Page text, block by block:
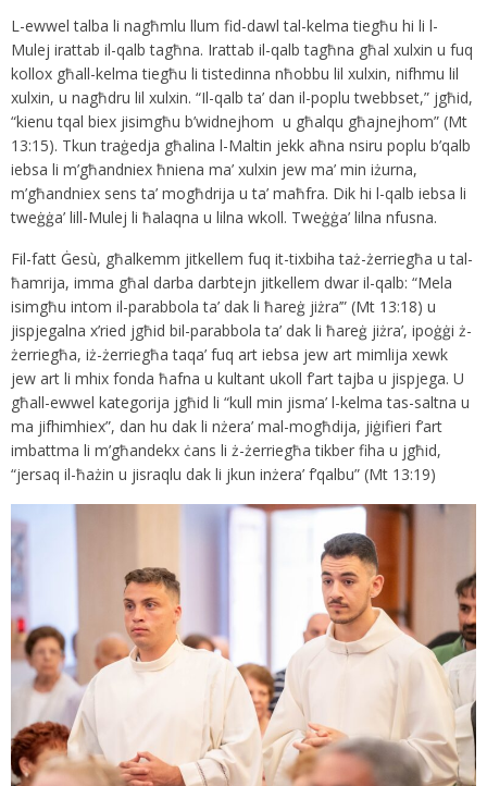
L-ewwel talba li nagħmlu llum fid-dawl tal-kelma tiegħu hi li l-
Mulej irattab il-qalb tagħna. Irattab il-qalb tagħna għal xulxin u fuq
kollox għall-kelma tiegħu li tistedinna nħobbu lil xulxin, nifhmu lil
xulxin, u nagħdru lil xulxin. “Il-qalb ta’ dan il-poplu twebbset,” jgħid,
“kienu tqal biex jisimgħu b’widnejhom u għalqu għajnejhom” (Mt
13:15). Tkun traġedja għalina l-Maltin jekk aħna nsiru poplu b’qalb
iebsa li m’għandniex ħniena ma’ xulxin jew ma’ min iżurna,
m’għandniex sens ta’ mogħdrija u ta’ maħfra. Dik hi l-qalb iebsa li
tweġġa’ lill-Mulej li ħalaqna u lilna wkoll. Tweġġa’ lilna nfusna.
Fil-fatt Ġesù, għalkemm jitkellem fuq it-tixbiha taż-żerriegħa u tal-
ħamrija, imma għal darba darbtejn jitkellem dwar il-qalb: “Mela
isimgħu intom il-parabbola ta’ dak li ħareġ jiżra’” (Mt 13:18) u
jispjegalna x’ried jgħid bil-parabbola ta’ dak li ħareġ jiżra’, ipoġġi ż-
żerriegħa, iż-żerriegħa taqa’ fuq art iebsa jew art mimlija xewk
jew art li mhix fonda ħafna u kultant ukoll f’art tajba u jispjega. U
għall-ewwel kategorija jgħid li “kull min jisma’ l-kelma tas-saltna u
ma jifhimhiex”, dan hu dak li nżera’ mal-mogħdija, jiġifieri f’art
imbattma li m’għandekx ċans li ż-żerriegħa tikber fiha u jgħid,
“jersaq il-ħażin u jisraqlu dak li jkun inżera’ f’qalbu” (Mt 13:19)